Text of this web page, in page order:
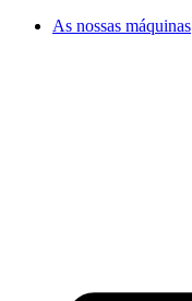
As nossas máquinas